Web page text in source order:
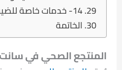
14- خدمات خاصة للضيوف المميزين
الخاتمة
المنتجع الصحي في سانت